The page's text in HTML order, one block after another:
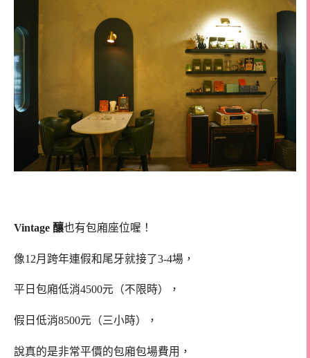
Vintage 釀也有包廂座位喔！
像12月跨年連假和尾牙就接了3-4場，
平日包廂低消4500元（不限時），
假日低消8500元（三小時），
說真的是非常平價的包廂包場費用，